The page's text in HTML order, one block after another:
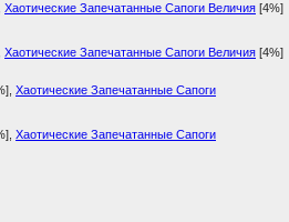
Хаотические Запечатанные Сапоги Величия [4%]
Хаотические Запечатанные Сапоги Величия [4%]
Хаотические Запечатанные Сапоги
Хаотические Запечатанные Сапоги